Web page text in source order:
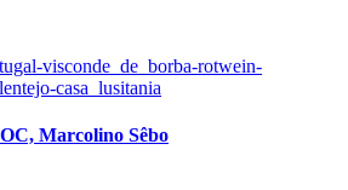
Marcolino Sêbo